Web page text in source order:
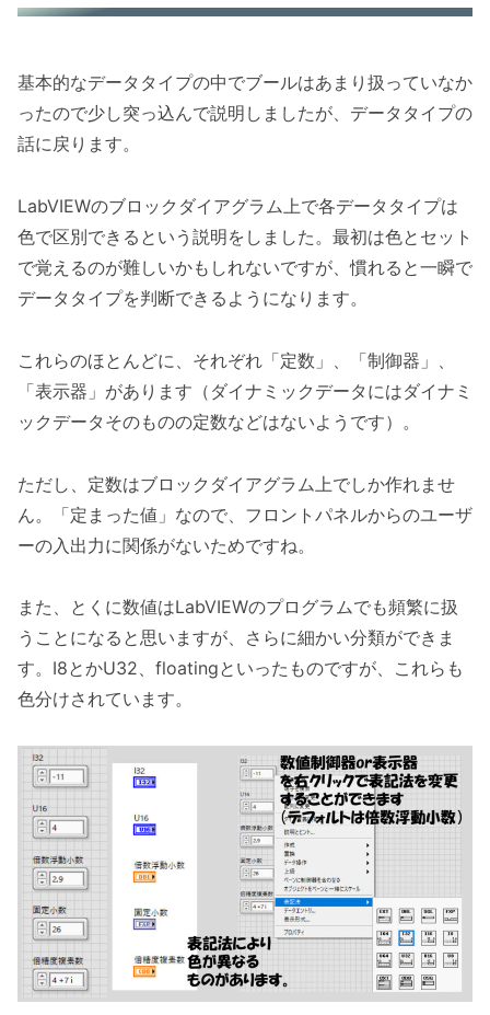
基本的なデータタイプの中でブールはあまり扱っていなか
ったので少し突っ込んで説明しましたが、データタイプの
話に戻ります。
LabVIEWのブロックダイアグラム上で各データタイプは
色で区別できるという説明をしました。最初は色とセット
で覚えるのが難しいかもしれないですが、慣れると一瞬で
データタイプを判断できるようになります。
これらのほとんどに、それぞれ「定数」、「制御器」、
「表示器」があります（ダイナミックデータにはダイナミ
ックデータそのものの定数などはないようです）。
ただし、定数はブロックダイアグラム上でしか作れませ
ん。「定まった値」なので、フロントパネルからのユーザ
ーの入出力に関係がないためですね。
また、とくに数値はLabVIEWのプログラムでも頻繁に扱
うことになると思いますが、さらに細かい分類ができま
す。I8とかU32、floatingといったものですが、これらも
色分けされています。